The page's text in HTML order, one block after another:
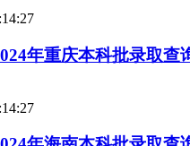
年重庆本科批录取查